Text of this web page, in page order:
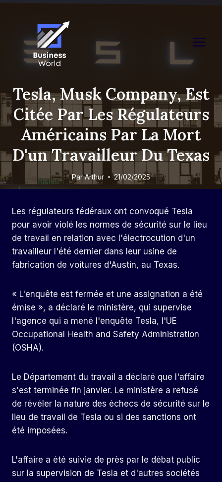
Tesla, Musk Company, Est
Citée Par Les Régulateurs
Américains Par La Mort
D'un Travailleur Du Texas
Par Arthur 21/02/2025
Les régulateurs fédéraux ont convoqué Tesla
pour avoir violé les normes de sécurité sur le lieu
de travail en relation avec l'électrocution d'un
travailleur l'été dernier dans leur usine de
fabrication de voitures d'Austin, au Texas.
« L'enquête est fermée et une assignation a été
émise », a déclaré le ministère, qui supervise
l'agence qui a mené l'enquête Tesla, l'UE
Occupational Health and Safety Administration
(OSHA).
Le Département du travail a déclaré que l'affaire
s'est terminée fin janvier. Le ministère a refusé
de révéler la nature des échecs de sécurité sur le
lieu de travail de Tesla ou si des sanctions ont
été imposées.
L'affaire a été suivie de près par le débat public
sur la supervision de Tesla et d'autres sociétés